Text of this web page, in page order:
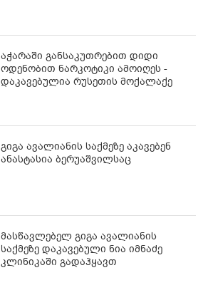
აჭარაში განსაკუთრებით დიდი
ოდენობით ნარკოტიკი ამოიღეს -
დაკავებულია რუსეთის მოქალაქე
გიგა ავალიანის საქმეზე აკავებენ
ანასტასია ბერუაშვილსაც
მასწავლებელ გიგა ავალიანის
საქმეზე დაკავებული ნია იმნაძე
კლინიკაში გადაჰყავთ